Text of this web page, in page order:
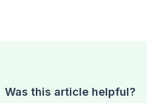
Was this article helpful?